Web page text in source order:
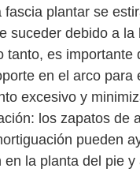
fascia plantar se
suceder debido a la
tanto, es importante
en el arco para
excesivo y
los zapatos de
pueden
en la planta del pie